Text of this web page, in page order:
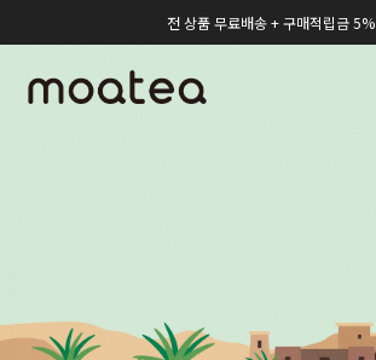
전 상품 무료배송 + 구매적립금 5%